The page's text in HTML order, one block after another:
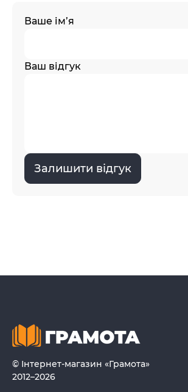
Ваше ім’я
Ваш відгук
Залишити відгук
© Інтернет-магазин «Грамота»
2012–2026